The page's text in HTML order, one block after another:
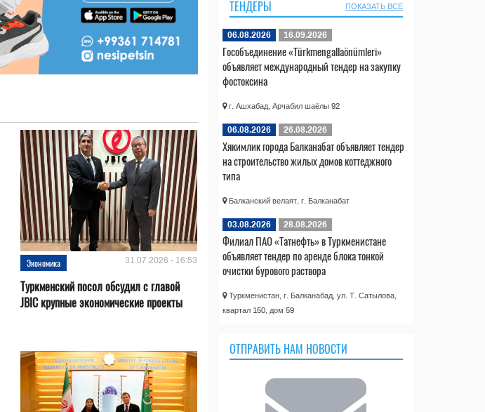
Экономика 31.07.2026 - 16:53
Туркменский посол обсудил с главой
JBIC крупные экономические проекты
ТЕНДЕРЫ ПОКАЗАТЬ ВСЕ
06.08.2026 16.09.2026
Гособъединение «Türkmengallaönümleri»
объявляет международный тендер на закупку
фостоксина
г. Ашхабад, Арчабил шаёлы 92
06.08.2026 26.08.2026
Хякимлик города Балканабат объявляет тендер
на строительство жилых домов коттеджного
типа
Балканский велаят, г. Балканабат
03.08.2026 28.08.2026
Филиал ПАО «Татнефть» в Туркменистане
объявляет тендер по аренде блока тонкой
очистки бурового раствора
Туркменистан, г. Балканабад, ул. Т. Сатылова,
квартал 150, дом 59
ОТПРАВИТЬ НАМ НОВОСТИ